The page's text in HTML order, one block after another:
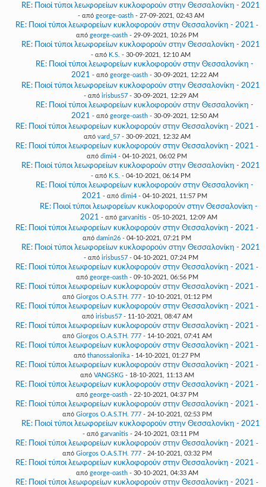
RE: Ποιοί τύποι λεωφορείων κυκλοφορούν στην Θεσσαλονίκη - 2021
- από george-oasth- 27-09-2021, 02:43 AM
RE: Ποιοί τύποι λεωφορείων κυκλοφορούν στην Θεσσαλονίκη - 2021 -
από george-oasth- 29-09-2021, 10:26 PM
RE: Ποιοί τύποι λεωφορείων κυκλοφορούν στην Θεσσαλονίκη - 2021
- από K.S. - 30-09-2021, 12:10 AM
RE: Ποιοί τύποι λεωφορείων κυκλοφορούν στην Θεσσαλονίκη -
2021 - από george-oasth- 30-09-2021, 12:22 AM
RE: Ποιοί τύποι λεωφορείων κυκλοφορούν στην Θεσσαλονίκη - 2021
- από irisbus57- 30-09-2021, 12:29 AM
RE: Ποιοί τύποι λεωφορείων κυκλοφορούν στην Θεσσαλονίκη -
2021 - από george-oasth- 30-09-2021, 12:50 AM
RE: Ποιοί τύποι λεωφορείων κυκλοφορούν στην Θεσσαλονίκη - 2021 -
από vard_57- 30-09-2021, 12:32 AM
RE: Ποιοί τύποι λεωφορείων κυκλοφορούν στην Θεσσαλονίκη - 2021 -
από dimi4 - 04-10-2021, 06:02 PM
RE: Ποιοί τύποι λεωφορείων κυκλοφορούν στην Θεσσαλονίκη - 2021
- από K.S. - 04-10-2021, 06:14 PM
RE: Ποιοί τύποι λεωφορείων κυκλοφορούν στην Θεσσαλονίκη -
2021 - από dimi4 - 04-10-2021, 11:57 PM
RE: Ποιοί τύποι λεωφορείων κυκλοφορούν στην Θεσσαλονίκη -
2021 - από garvanitis- 05-10-2021, 12:09 AM
RE: Ποιοί τύποι λεωφορείων κυκλοφορούν στην Θεσσαλονίκη - 2021 -
από damin26 - 04-10-2021, 07:21 PM
RE: Ποιοί τύποι λεωφορείων κυκλοφορούν στην Θεσσαλονίκη - 2021
- από irisbus57- 04-10-2021, 07:24 PM
RE: Ποιοί τύποι λεωφορείων κυκλοφορούν στην Θεσσαλονίκη - 2021 -
από george-oasth- 09-10-2021, 06:56 PM
RE: Ποιοί τύποι λεωφορείων κυκλοφορούν στην Θεσσαλονίκη - 2021 -
από Giorgos O.A.S.TH. 777- 10-10-2021, 01:12 PM
RE: Ποιοί τύποι λεωφορείων κυκλοφορούν στην Θεσσαλονίκη - 2021 -
από irisbus57- 11-10-2021, 08:47 AM
RE: Ποιοί τύποι λεωφορείων κυκλοφορούν στην Θεσσαλονίκη - 2021 -
από Giorgos O.A.S.TH. 777- 14-10-2021, 07:41 AM
RE: Ποιοί τύποι λεωφορείων κυκλοφορούν στην Θεσσαλονίκη - 2021 -
από thanossalonika - 14-10-2021, 01:27 PM
RE: Ποιοί τύποι λεωφορείων κυκλοφορούν στην Θεσσαλονίκη - 2021 -
από VANGSKG- 18-10-2021, 11:13 AM
RE: Ποιοί τύποι λεωφορείων κυκλοφορούν στην Θεσσαλονίκη - 2021 -
από george-oasth- 22-10-2021, 04:37 PM
RE: Ποιοί τύποι λεωφορείων κυκλοφορούν στην Θεσσαλονίκη - 2021 -
από Giorgos O.A.S.TH. 777- 24-10-2021, 02:53 PM
RE: Ποιοί τύποι λεωφορείων κυκλοφορούν στην Θεσσαλονίκη - 2021
- από garvanitis - 24-10-2021, 03:11 PM
RE: Ποιοί τύποι λεωφορείων κυκλοφορούν στην Θεσσαλονίκη - 2021 -
από Giorgos O.A.S.TH. 777- 24-10-2021, 03:32 PM
RE: Ποιοί τύποι λεωφορείων κυκλοφορούν στην Θεσσαλονίκη - 2021 -
από george-oasth- 30-10-2021, 04:33 AM
RE: Ποιοί τύποι λεωφορείων κυκλοφορούν στην Θεσσαλονίκη - 2021 -